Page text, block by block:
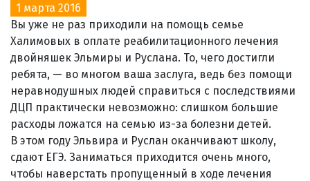
1 марта 2016
Вы уже не раз приходили на помощь семье
Халимовых в оплате реабилитационного лечения
двойняшек Эльмиры и Руслана. То, чего достигли
ребята, — во многом ваша заслуга, ведь без помощи
неравнодушных людей справиться с последствиями
ДЦП практически невозможно: слишком большие
расходы ложатся на семью из-за болезни детей.
В этом году Эльвира и Руслан оканчивают школу,
сдают ЕГЭ. Заниматься приходится очень много,
чтобы наверстать пропущенный в ходе лечения